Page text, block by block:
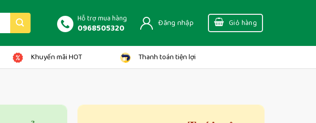
Hỗ trợ mua hàng
0968505320 Đăng nhập Giỏ hàng
Khuyến mãi HOT Thanh toán tiện lợi